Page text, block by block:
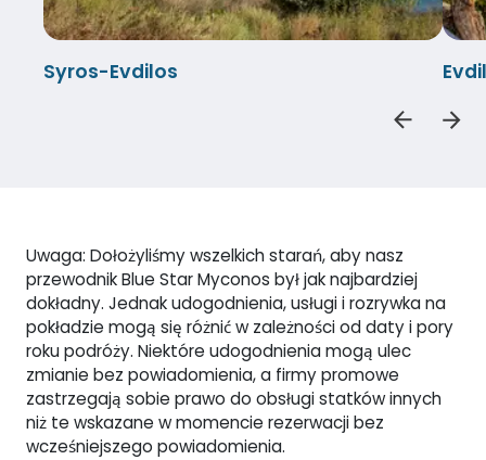
Syros-Evdilos
Uwaga: Dołożyliśmy wszelkich starań, aby nasz
przewodnik Blue Star Myconos był jak najbardziej
dokładny. Jednak udogodnienia, usługi i rozrywka na
pokładzie mogą się różnić w zależności od daty i pory
roku podróży. Niektóre udogodnienia mogą ulec
zmianie bez powiadomienia, a firmy promowe
zastrzegają sobie prawo do obsługi statków innych
niż te wskazane w momencie rezerwacji bez
wcześniejszego powiadomienia.